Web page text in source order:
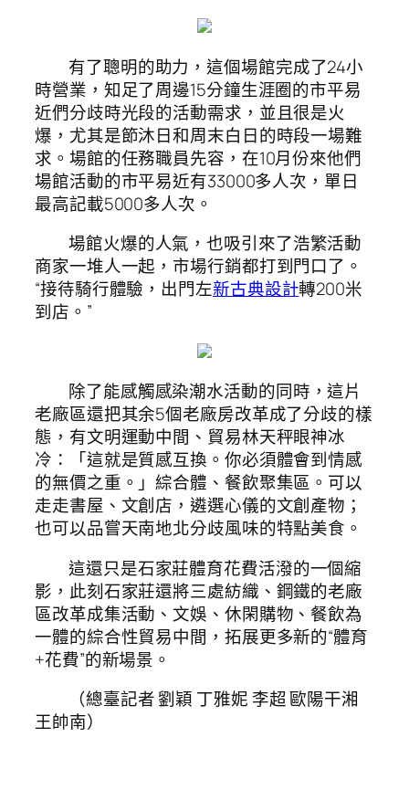
有了聰明的助力，這個場館完成了24小
時營業，知足了周邊15分鐘生涯圈的市平易
近們分歧時光段的活動需求，並且很是火
爆，尤其是節沐日和周末白日的時段一場難
求。場館的任務職員先容，在10月份來他們
場館活動的市平易近有33000多人次，單日
最高記載5000多人次。
場館火爆的人氣，也吸引來了浩繁活動
商家一堆人一起，市場行銷都打到門口了。
“接待騎行體驗，出門左新古典設計轉200米
到店。”
除了能感觸感染潮水活動的同時，這片
老廠區還把其余5個老廠房改革成了分歧的樣
態，有文明運動中間、貿易林天秤眼神冰
冷：「這就是質感互換。你必須體會到情感
的無價之重。」綜合體、餐飲聚集區。可以
走走書屋、文創店，遴選心儀的文創產物；
也可以品嘗天南地北分歧風味的特點美食。
這還只是石家莊體育花費活潑的一個縮
影，此刻石家莊還將三處紡織、鋼鐵的老廠
區改革成集活動、文娛、休閑購物、餐飲為
一體的綜合性貿易中間，拓展更多新的“體育
+花費”的新場景。
（總臺記者 劉穎 丁雅妮 李超 歐陽干湘
王帥南）